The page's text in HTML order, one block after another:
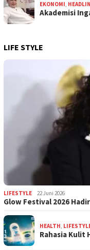
EKONOMI,
Akademisi
LIFE STYLE
LIFESTYLE 22 Juni 2026
Glow Festival 2026
HEALTH,
Rahasia Kulit